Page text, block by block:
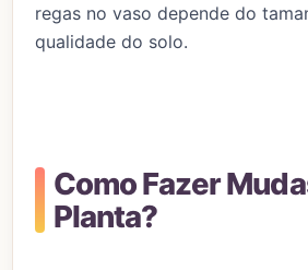
regas no vaso depende do
qualidade do solo.
Como Fazer
Planta?